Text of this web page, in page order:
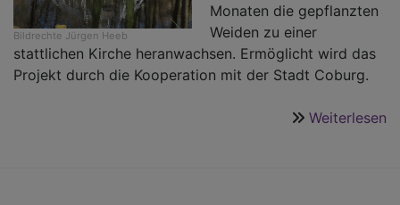
Bildrechte Jürgen Heeb
Monaten die gepflanzten
Weiden zu einer
stattlichen Kirche heranwachsen. Ermöglicht wird das
Projekt durch die Kooperation mit der Stadt Coburg.
Weiterlesen